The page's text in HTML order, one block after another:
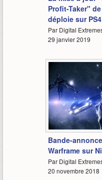
Profit-Taker"
déploie sur
Par Digital
29 janvier 2019
Bande-
Warframe sur
Par Digital
20 novembre 2018